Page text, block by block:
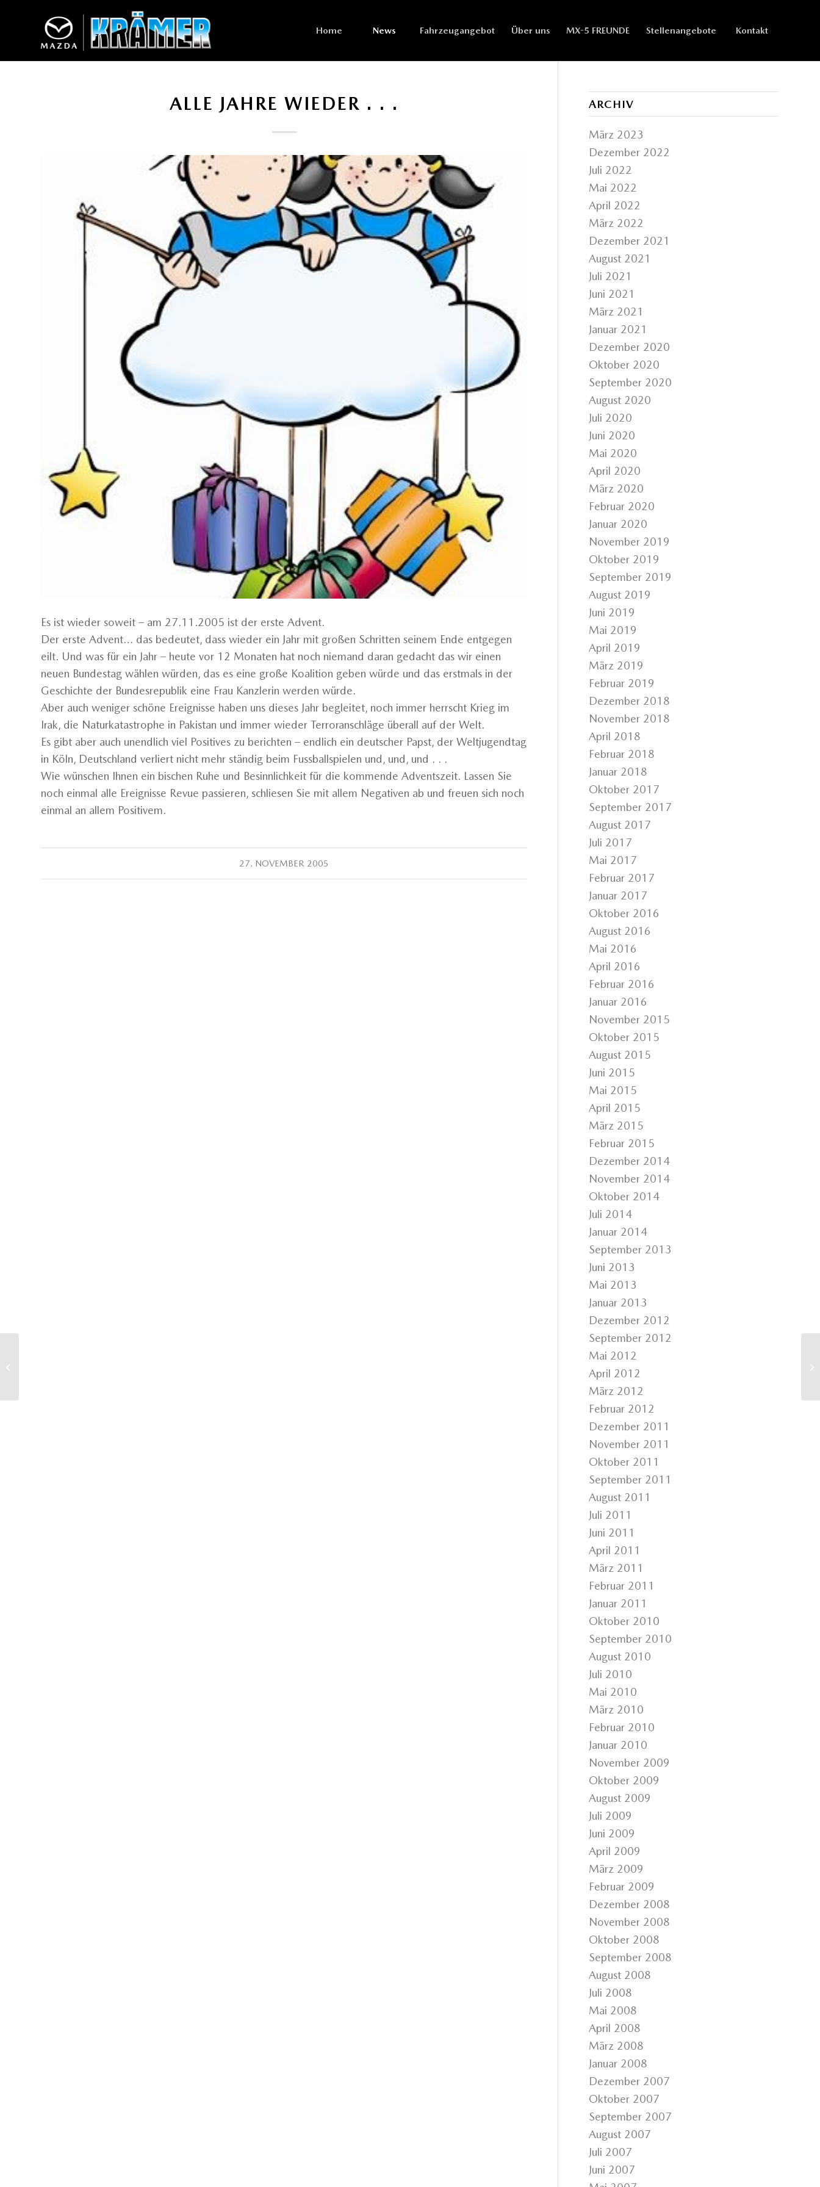
Home News Fahrzeugangebot Über uns MX-5 FREUNDE Stellenangebote Kontakt
ALLE JAHRE WIEDER . . .
Es ist wieder soweit – am 27.11.2005 ist der erste Advent.
Der erste Advent… das bedeutet, dass wieder ein Jahr mit großen Schritten seinem Ende entgegen
eilt. Und was für ein Jahr – heute vor 12 Monaten hat noch niemand daran gedacht das wir einen
neuen Bundestag wählen würden, das es eine große Koalition geben würde und das erstmals in der
Geschichte der Bundesrepublik eine Frau Kanzlerin werden würde.
Aber auch weniger schöne Ereignisse haben uns dieses Jahr begleitet, noch immer herrscht Krieg im
Irak, die Naturkatastrophe in Pakistan und immer wieder Terroranschläge überall auf der Welt.
Es gibt aber auch unendlich viel Positives zu berichten – endlich ein deutscher Papst, der Weltjugendtag
in Köln, Deutschland verliert nicht mehr ständig beim Fussballspielen und, und, und . . .
Wie wünschen Ihnen ein bischen Ruhe und Besinnlichkeit für die kommende Adventszeit. Lassen Sie
noch einmal alle Ereignisse Revue passieren, schliesen Sie mit allem Negativen ab und freuen sich noch
einmal an allem Positivem.
27. NOVEMBER 2005
ARCHIV
März 2023
Dezember 2022
Juli 2022
Mai 2022
April 2022
März 2022
Dezember 2021
August 2021
Juli 2021
Juni 2021
März 2021
Januar 2021
Dezember 2020
Oktober 2020
September 2020
August 2020
Juli 2020
Juni 2020
Mai 2020
April 2020
März 2020
Februar 2020
Januar 2020
November 2019
Oktober 2019
September 2019
August 2019
Juni 2019
Mai 2019
April 2019
März 2019
Februar 2019
Dezember 2018
November 2018
April 2018
Februar 2018
Januar 2018
Oktober 2017
September 2017
August 2017
Juli 2017
Mai 2017
Februar 2017
Januar 2017
Oktober 2016
August 2016
Mai 2016
April 2016
Februar 2016
Januar 2016
November 2015
Oktober 2015
August 2015
Juni 2015
Mai 2015
April 2015
März 2015
Februar 2015
Dezember 2014
November 2014
Oktober 2014
Juli 2014
Januar 2014
September 2013
Juni 2013
Mai 2013
Januar 2013
Dezember 2012
September 2012
Mai 2012
April 2012
März 2012
Februar 2012
Dezember 2011
November 2011
Oktober 2011
September 2011
August 2011
Juli 2011
Juni 2011
April 2011
März 2011
Februar 2011
Januar 2011
Oktober 2010
September 2010
August 2010
Juli 2010
Mai 2010
März 2010
Februar 2010
Januar 2010
November 2009
Oktober 2009
August 2009
Juli 2009
Juni 2009
April 2009
März 2009
Februar 2009
Dezember 2008
November 2008
Oktober 2008
September 2008
August 2008
Juli 2008
Mai 2008
April 2008
März 2008
Januar 2008
Dezember 2007
Oktober 2007
September 2007
August 2007
Juli 2007
Juni 2007